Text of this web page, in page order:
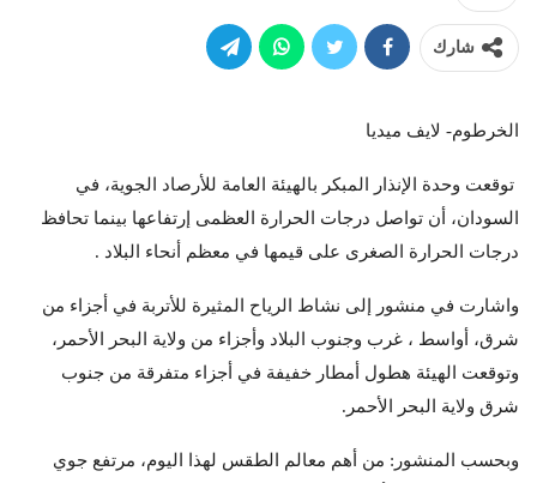
شارك
الخرطوم- لايف ميديا
توقعت وحدة الإنذار المبكر بالهيئة العامة للأرصاد الجوية، في
السودان، أن تواصل درجات الحرارة العظمى إرتفاعها بينما تحافظ
درجات الحرارة الصغرى على قيمها في معظم أنحاء البلاد .
واشارت في منشور إلى نشاط الرياح المثيرة للأتربة في أجزاء من
شرق، أواسط ، غرب وجنوب البلاد وأجزاء من ولاية البحر الأحمر،
وتوقعت الهيئة هطول أمطار خفيفة في أجزاء متفرقة من جنوب
شرق ولاية البحر الأحمر.
وبحسب المنشور: من أهم معالم الطقس لهذا اليوم، مرتفع جوي